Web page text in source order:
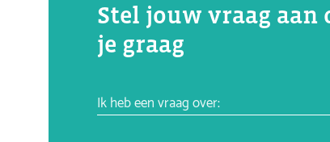
Stel jouw vraag aan
je graag
Ik heb een vraag over: